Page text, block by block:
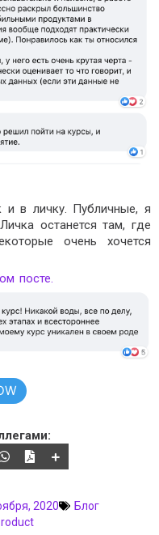
в личку. Публичные, я
останется там, где
очень хочется
посте.
2020
Блог